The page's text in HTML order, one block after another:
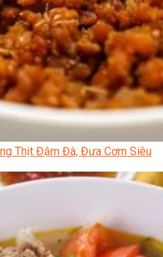
Thịt Đậm Đà, Đưa Cơm Siêu